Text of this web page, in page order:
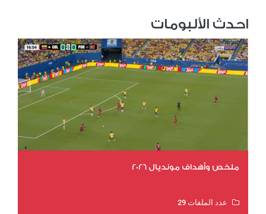
احدث الألبومات
ملخص وأهداف مونديال 2026
عدد الملفات 29